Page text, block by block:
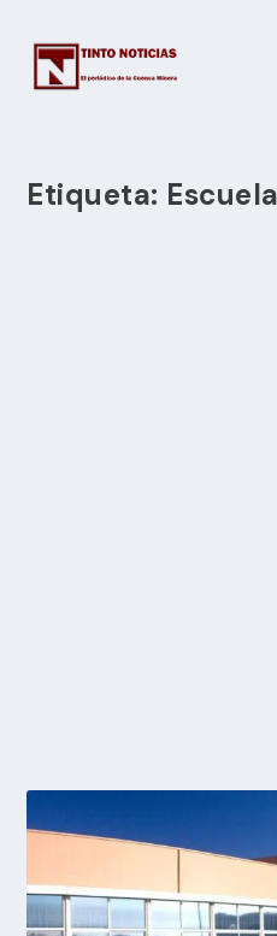
Etiqueta: